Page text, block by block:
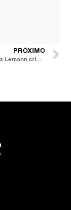
PRÓXIMO
Donatelli: Toia Lemann cria tecidos com insetos e cores lúdicas